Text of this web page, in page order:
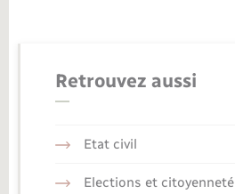
Retrouvez aussi
Etat civil
Elections et citoyenneté